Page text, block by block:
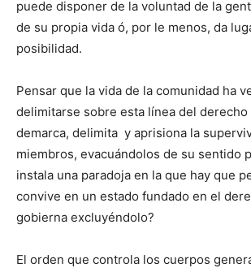
puede disponer de la voluntad de la
de su propia vida ó, por le menos, da
posibilidad.
Pensar que la vida de la comunidad ha
delimitarse sobre esta línea del derecho
demarca, delimita y aprisiona la
miembros, evacuándolos de su sentido
instala una paradoja en la que hay que
convive en un estado fundado en el
gobierna excluyéndolo?
El orden que controla los cuerpos